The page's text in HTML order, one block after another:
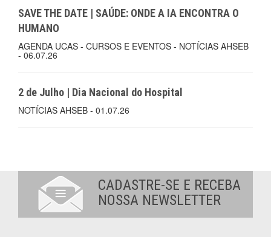
SAVE THE DATE | SAÚDE: ONDE A IA ENCONTRA O
HUMANO
AGENDA UCAS - CURSOS E EVENTOS - NOTÍCIAS AHSEB
- 06.07.26
2 de Julho | Dia Nacional do Hospital
NOTÍCIAS AHSEB - 01.07.26
CADASTRE-SE E RECEBA
NOSSA NEWSLETTER